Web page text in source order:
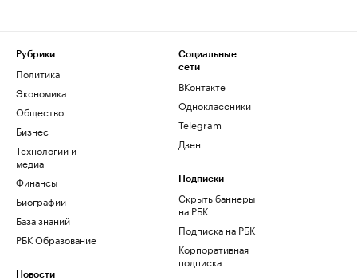
Рубрики
Политика
Экономика
Общество
Бизнес
Технологии и
медиа
Финансы
Биографии
База знаний
РБК Образование
Новости
Социальные
сети
ВКонтакте
Одноклассники
Telegram
Дзен
Подписки
Скрыть баннеры
на РБК
Подписка на РБК
Корпоративная
подписка